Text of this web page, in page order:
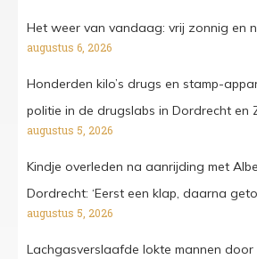
Het weer van vandaag: vrij zonnig en
augustus 6, 2026
Honderden kilo’s drugs en stamp-
politie in de drugslabs in Dordrecht en
augustus 5, 2026
Kindje overleden na aanrijding met
Dordrecht: ‘Eerst een klap, daarna
augustus 5, 2026
Lachgasverslaafde lokte mannen door